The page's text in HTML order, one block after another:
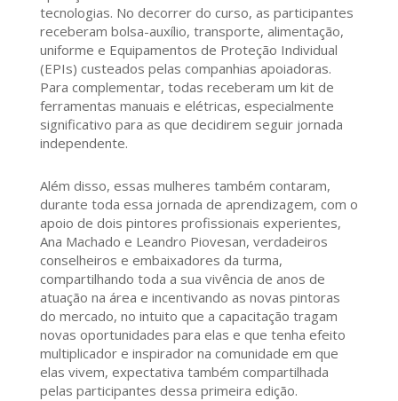
tecnologias. No decorrer do curso, as participantes
receberam bolsa-auxílio, transporte, alimentação,
uniforme e Equipamentos de Proteção Individual
(EPIs) custeados pelas companhias apoiadoras.
Para complementar, todas receberam um kit de
ferramentas manuais e elétricas, especialmente
significativo para as que decidirem seguir jornada
independente.
Além disso, essas mulheres também contaram,
durante toda essa jornada de aprendizagem, com o
apoio de dois pintores profissionais experientes,
Ana Machado e Leandro Piovesan, verdadeiros
conselheiros e embaixadores da turma,
compartilhando toda a sua vivência de anos de
atuação na área e incentivando as novas pintoras
do mercado, no intuito que a capacitação tragam
novas oportunidades para elas e que tenha efeito
multiplicador e inspirador na comunidade em que
elas vivem, expectativa também compartilhada
pelas participantes dessa primeira edição.